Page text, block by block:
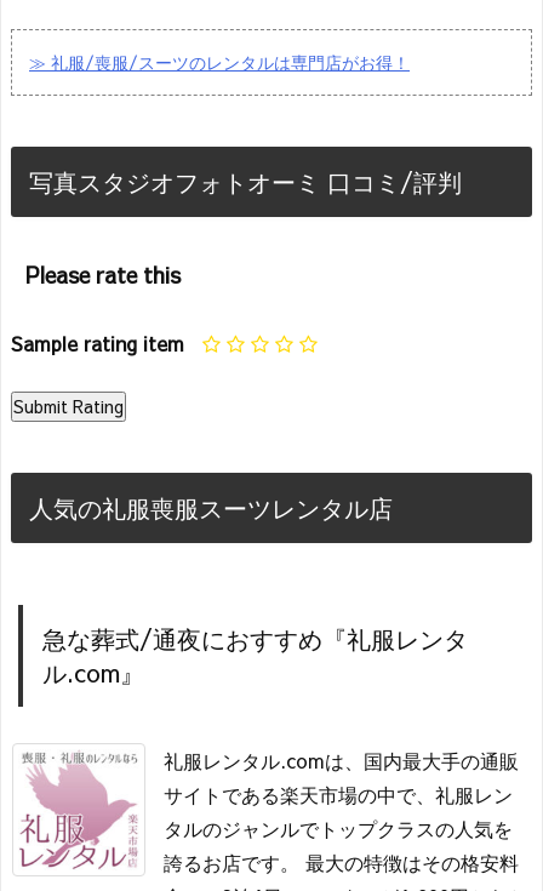
≫ 礼服/喪服/スーツのレンタルは専門店がお得！
写真スタジオフォトオーミ 口コミ/評判
Please rate this
Sample rating item
人気の礼服喪服スーツレンタル店
急な葬式/通夜におすすめ『礼服レンタ
ル.com』
礼服レンタル.comは、国内最大手の通販
サイトである楽天市場の中で、礼服レン
タルのジャンルでトップクラスの人気を
誇るお店です。 最大の特徴はその格安料